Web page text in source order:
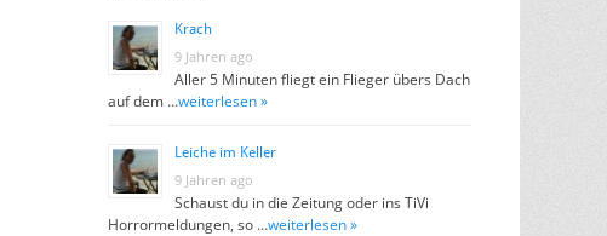
Krach
9 Jahren ago
Aller 5 Minuten fliegt ein Flieger übers Dach
auf dem …weiterlesen »
Leiche im Keller
9 Jahren ago
Schaust du in die Zeitung oder ins TiVi
Horrormeldungen, so …weiterlesen »